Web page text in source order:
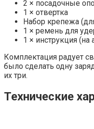
2 × посадочные
1 × отвертка
Набор крепежа
1 × ремень для
1 × инструкция
Комплектация радует
было сделать одну
их три.
Технические